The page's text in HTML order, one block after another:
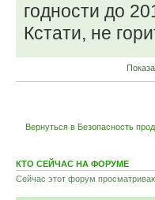
годности до
Кстати, не
Вернуться в Безопасность
КТО СЕЙЧАС НА ФОРУМЕ
Сейчас этот форум